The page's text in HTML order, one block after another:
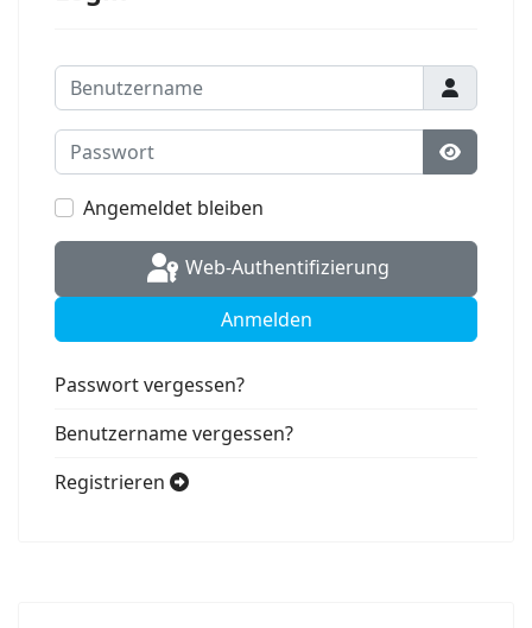
Benutzername
Passwort
Angemeldet bleiben
Web-Authentifizierung
Anmelden
Passwort vergessen?
Benutzername vergessen?
Registrieren